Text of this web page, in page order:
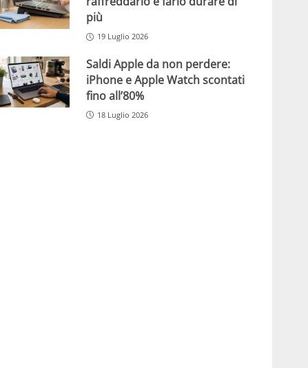
più
19 Luglio 2026
Saldi Apple da non perdere:
iPhone e Apple Watch scontati
fino all’80%
18 Luglio 2026